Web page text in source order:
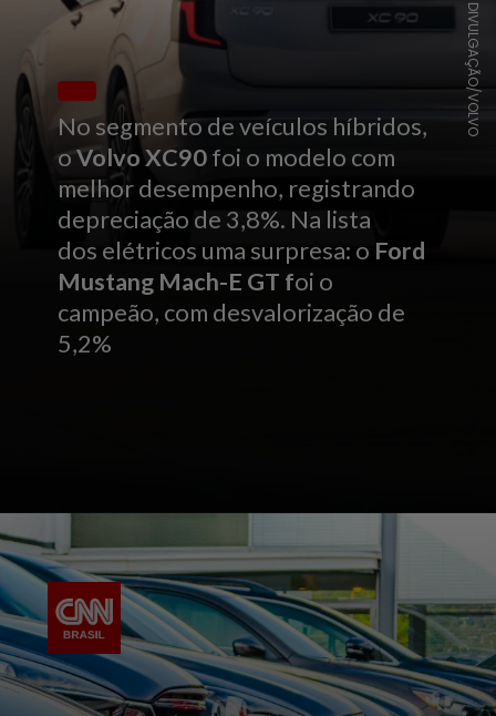
No segmento de veículos híbridos,
oVolvo XC90foi o modelo com
melhor desempenho, registrando
depreciação de 3,8%. Na lista
dos elétricos uma surpresa: o Ford
Mustang Mach-E GT foi o
campeão, com desvalorização de
5,2%
DIVULGAÇÃO/VOLVO